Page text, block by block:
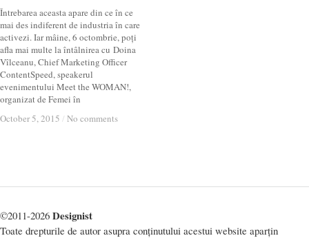
Întrebarea aceasta apare din ce în ce
mai des indiferent de industria în care
activezi. Iar mâine, 6 octombrie, poți
afla mai multe la întâlnirea cu Doina
Vîlceanu, Chief Marketing Officer
ContentSpeed, speakerul
evenimentului Meet the WOMAN!,
organizat de Femei în
October 5, 2015 / No comments
October 5, 2015 / No comments
©2011-2026 Designist
Toate drepturile de autor asupra conținutului acestui website aparțin